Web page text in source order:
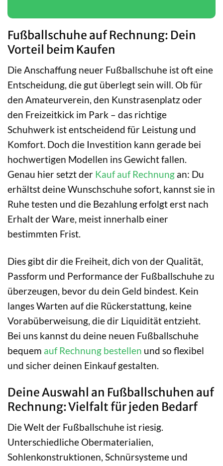
Fußballschuhe auf Rechnung: Dein
Vorteil beim Kaufen
Die Anschaffung neuer Fußballschuhe ist oft eine
Entscheidung, die gut überlegt sein will. Ob für
den Amateurverein, den Kunstrasenplatz oder
den Freizeitkick im Park – das richtige
Schuhwerk ist entscheidend für Leistung und
Komfort. Doch die Investition kann gerade bei
hochwertigen Modellen ins Gewicht fallen.
Genau hier setzt der Kauf auf Rechnung an: Du
erhältst deine Wunschschuhe sofort, kannst sie in
Ruhe testen und die Bezahlung erfolgt erst nach
Erhalt der Ware, meist innerhalb einer
bestimmten Frist.
Dies gibt dir die Freiheit, dich von der Qualität,
Passform und Performance der Fußballschuhe zu
überzeugen, bevor du dein Geld bindest. Kein
langes Warten auf die Rückerstattung, keine
Vorabüberweisung, die dir Liquidität entzieht.
Bei uns kannst du deine neuen Fußballschuhe
bequem auf Rechnung bestellen und so flexibel
und sicher deinen Einkauf gestalten.
Deine Auswahl an Fußballschuhen auf
Rechnung: Vielfalt für jeden Bedarf
Die Welt der Fußballschuhe ist riesig.
Unterschiedliche Obermaterialien,
Sohlenkonstruktionen, Schnürsysteme und